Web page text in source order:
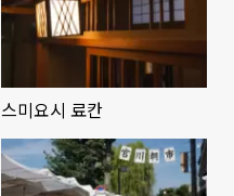
스미요시 료칸